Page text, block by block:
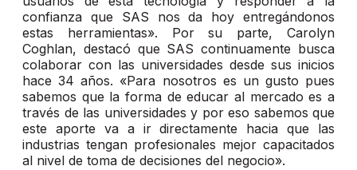
confianza que SAS nos da hoy entregándonos
estas herramientas». Por su parte, Carolyn
Coghlan, destacó que SAS continuamente busca
colaborar con las universidades desde sus inicios
hace 34 años. «Para nosotros es un gusto pues
sabemos que la forma de educar al mercado es a
través de las universidades y por eso sabemos que
este aporte va a ir directamente hacia que las
industrias tengan profesionales mejor capacitados
al nivel de toma de decisiones del negocio».